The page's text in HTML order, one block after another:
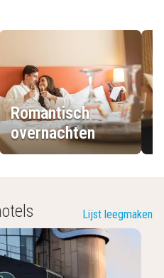
Romantisch
overnachten
Lijst leegmaken